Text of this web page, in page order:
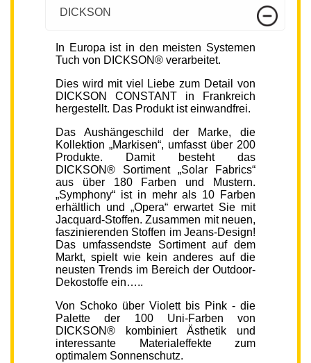
DICKSON
In Europa ist in den meisten Systemen
Tuch von DICKSON® verarbeitet.
Dies wird mit viel Liebe zum Detail von
DICKSON CONSTANT in Frankreich
hergestellt. Das Produkt ist einwandfrei.
Das Aushängeschild der Marke, die
Kollektion „Markisen“, umfasst über 200
Produkte. Damit besteht das
DICKSON® Sortiment „Solar Fabrics“
aus über 180 Farben und Mustern.
„Symphony“ ist in mehr als 10 Farben
erhältlich und „Opera“ erwartet Sie mit
Jacquard-Stoffen. Zusammen mit neuen,
faszinierenden Stoffen im Jeans-Design!
Das umfassendste Sortiment auf dem
Markt, spielt wie kein anderes auf die
neusten Trends im Bereich der Outdoor-
Dekostoffe ein…..
Von Schoko über Violett bis Pink - die
Palette der 100 Uni-Farben von
DICKSON® kombiniert Ästhetik und
interessante Materialeffekte zum
optimalem Sonnenschutz.